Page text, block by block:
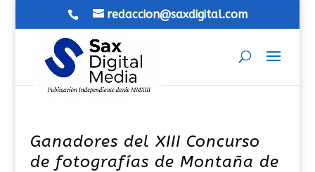
redaccion@saxdigital.com
Ganadores del XIII Concurso
de fotografías de Montaña de